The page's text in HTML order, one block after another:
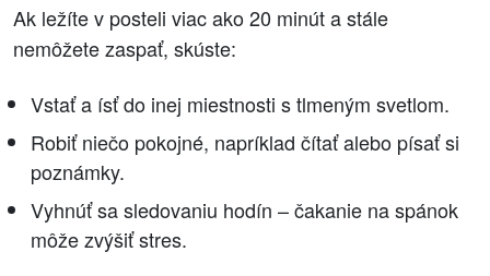
Ak ležíte v posteli viac ako 20 minút a stále
nemôžete zaspať, skúste:
Vstať a ísť do inej miestnosti s tlmeným svetlom.
Robiť niečo pokojné, napríklad čítať alebo písať si
poznámky.
Vyhnúť sa sledovaniu hodín – čakanie na spánok
môže zvýšiť stres.